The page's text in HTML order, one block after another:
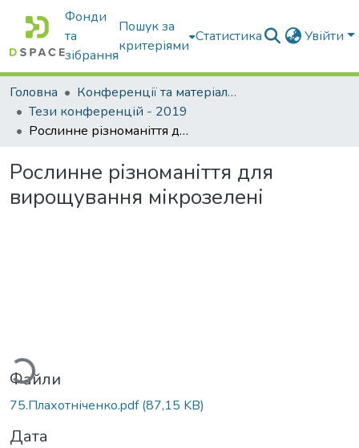
Фонди
та
зібрання
Пошук за
критеріями
Статистика Увійти
Головна
Конференції та матеріали конференцій
Тези конференцій - 2019
Рослинне різноманіття для вирощування мікрозелені
Рослинне різноманіття для
вирощування мікрозелені
Файли
75.Плахотніченко.pdf(87,15 KB)
Дата